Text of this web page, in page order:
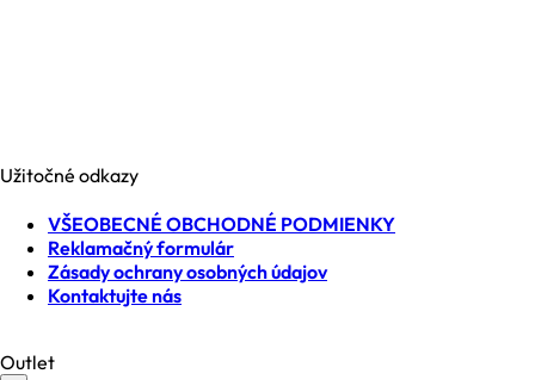
Užitočné odkazy
VŠEOBECNÉ OBCHODNÉ PODMIENKY
Reklamačný formulár
Zásady ochrany osobných údajov
Kontaktujte nás
Outlet